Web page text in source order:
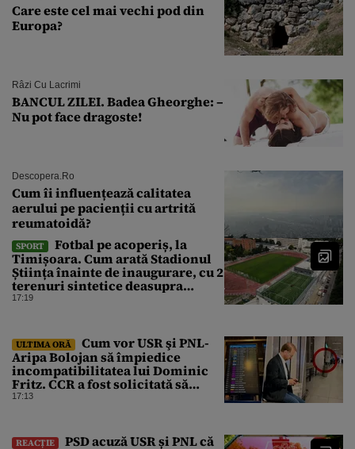
Care este cel mai vechi pod din
Europa?
Râzi Cu Lacrimi
BANCUL ZILEI. Badea Gheorghe: –
Nu pot face dragoste!
Descopera.ro
Cum îi influențează calitatea
aerului pe pacienții cu artrită
reumatoidă?
SPORT
Fotbal pe acoperiș, la
Timișoara. Cum arată Stadionul
Știința înainte de inaugurare, cu 2
terenuri sintetice deasupra
tribunei
17:19
ULTIMA ORĂ
Cum vor USR şi PNL-
Aripa Bolojan să împiedice
incompatibilitatea lui Dominic
Fritz. CCR a fost solicitată să
intervină
17:13
REACȚIE
PSD acuză USR și PNL că